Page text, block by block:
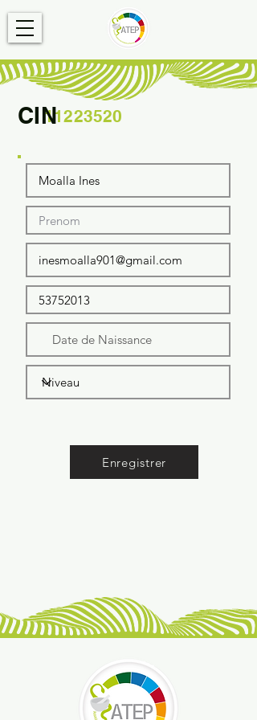
11223520
CIN
Enregistrer